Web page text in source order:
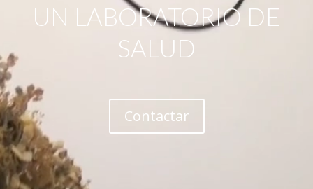
UN LABORATORIO DE
SALUD
Contactar